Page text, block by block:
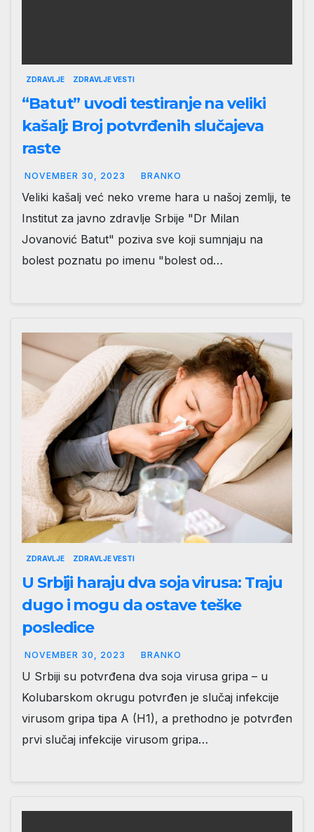
ZDRAVLJE ZDRAVLJE VESTI
“Batut” uvodi testiranje na veliki
kašalj: Broj potvrđenih slučajeva
raste
NOVEMBER 30, 2023 BRANKO
Veliki kašalj već neko vreme hara u našoj zemlji, te
Institut zа јаvnо zdrаvljе Srbiје "Dr Milаn
Јоvаnоvić Bаtut" poziva sve koji sumnjaju na
bolest poznatu po imenu "bolest od…
ZDRAVLJE ZDRAVLJE VESTI
U Srbiji haraju dva soja virusa: Traju
dugo i mogu da ostave teške
posledice
NOVEMBER 30, 2023 BRANKO
U Srbiji su potvrđena dva soja virusa gripa – u
Kolubarskom okrugu potvrđen je slučaj infekcije
virusom gripa tipa A (H1), a prethodno je potvrđen
prvi slučaj infekcije virusom gripa…